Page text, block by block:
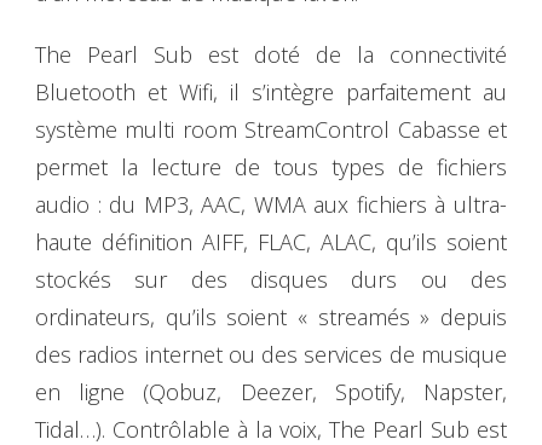
The Pearl Sub est doté de la connectivité
Bluetooth et Wifi, il s’intègre parfaitement au
système multi room StreamControl Cabasse et
permet la lecture de tous types de fichiers
audio : du MP3, AAC, WMA aux fichiers à ultra-
haute définition AIFF, FLAC, ALAC, qu’ils soient
stockés sur des disques durs ou des
ordinateurs, qu’ils soient « streamés » depuis
des radios internet ou des services de musique
en ligne (Qobuz, Deezer, Spotify, Napster,
Tidal…). Contrôlable à la voix, The Pearl Sub est